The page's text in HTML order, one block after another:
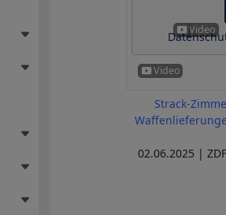
Strack-
02.06.2025 |